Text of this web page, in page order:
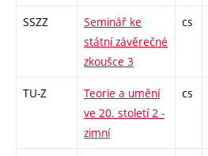
SSZZ
Seminář ke
státní závěrečné
zkoušce 3
cs
TU-Z
Teorie a umění
ve 20. století 2 -
zimní
cs